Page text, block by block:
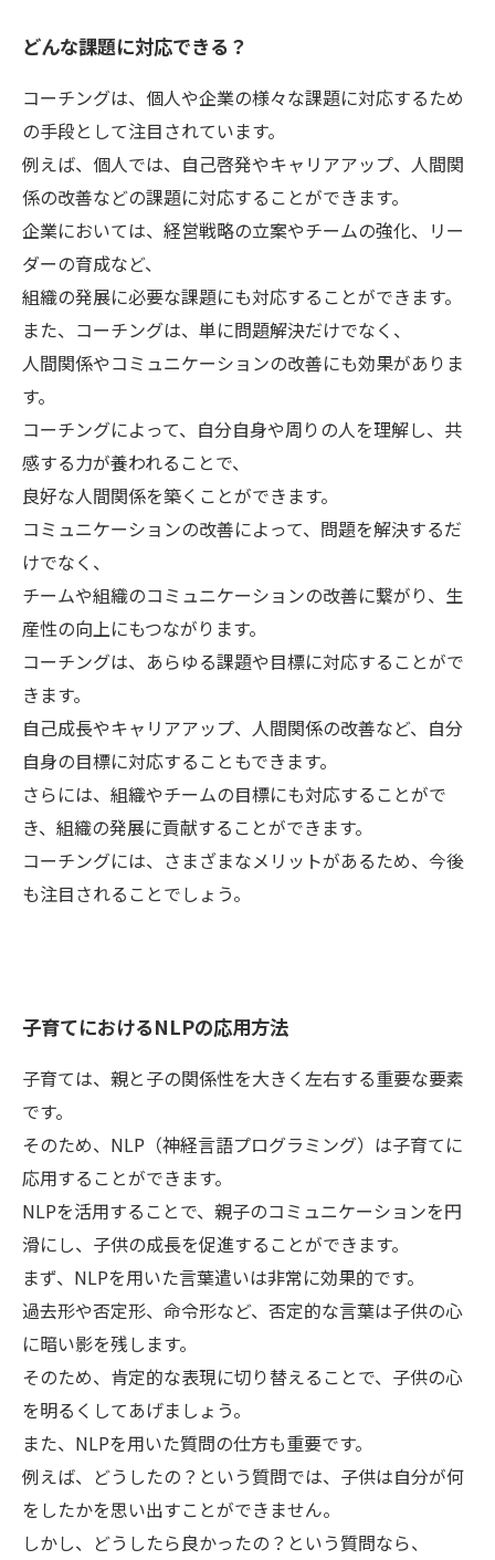
どんな課題に対応できる？
コーチングは、個人や企業の様々な課題に対応するため
の手段として注目されています。
例えば、個人では、自己啓発やキャリアアップ、人間関
係の改善などの課題に対応することができます。
企業においては、経営戦略の立案やチームの強化、リー
ダーの育成など、
組織の発展に必要な課題にも対応することができます。
また、コーチングは、単に問題解決だけでなく、
人間関係やコミュニケーションの改善にも効果がありま
す。
コーチングによって、自分自身や周りの人を理解し、共
感する力が養われることで、
良好な人間関係を築くことができます。
コミュニケーションの改善によって、問題を解決するだ
けでなく、
チームや組織のコミュニケーションの改善に繋がり、生
産性の向上にもつながります。
コーチングは、あらゆる課題や目標に対応することがで
きます。
自己成長やキャリアアップ、人間関係の改善など、自分
自身の目標に対応することもできます。
さらには、組織やチームの目標にも対応することがで
き、組織の発展に貢献することができます。
コーチングには、さまざまなメリットがあるため、今後
も注目されることでしょう。
子育てにおけるNLPの応用方法
子育ては、親と子の関係性を大きく左右する重要な要素
です。
そのため、NLP（神経言語プログラミング）は子育てに
応用することができます。
NLPを活用することで、親子のコミュニケーションを円
滑にし、子供の成長を促進することができます。
まず、NLPを用いた言葉遣いは非常に効果的です。
過去形や否定形、命令形など、否定的な言葉は子供の心
に暗い影を残します。
そのため、肯定的な表現に切り替えることで、子供の心
を明るくしてあげましょう。
また、NLPを用いた質問の仕方も重要です。
例えば、どうしたの？という質問では、子供は自分が何
をしたかを思い出すことができません。
しかし、どうしたら良かったの？という質問なら、